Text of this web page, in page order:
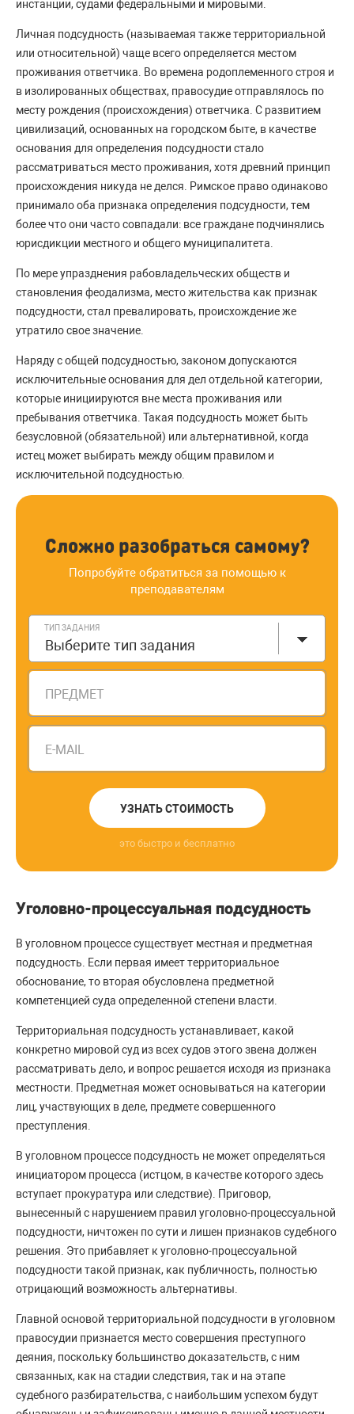
инстанции, судами федеральными и мировыми.
Личная подсудность (называемая также территориальной
или относительной) чаще всего определяется местом
проживания ответчика. Во времена родоплеменного строя и
в изолированных обществах, правосудие отправлялось по
месту рождения (происхождения) ответчика. С развитием
цивилизаций, основанных на городском быте, в качестве
основания для определения подсудности стало
рассматриваться место проживания, хотя древний принцип
происхождения никуда не делся. Римское право одинаково
принимало оба признака определения подсудности, тем
более что они часто совпадали: все граждане подчинялись
юрисдикции местного и общего муниципалитета.
По мере упразднения рабовладельческих обществ и
становления феодализма, место жительства как признак
подсудности, стал превалировать, происхождение же
утратило свое значение.
Наряду с общей подсудностью, законом допускаются
исключительные основания для дел отдельной категории,
которые инициируются вне места проживания или
пребывания ответчика. Такая подсудность может быть
безусловной (обязательной) или альтернативной, когда
истец может выбирать между общим правилом и
исключительной подсудностью.
Сложно разобраться самому?
Попробуйте обратиться за помощью к
преподавателям
ТИП ЗАДАНИЯ
Выберите тип задания
ПРЕДМЕТ
E-MAIL
УЗНАТЬ СТОИМОСТЬ
это быстро и бесплатно
Уголовно-процессуальная подсудность
В уголовном процессе существует местная и предметная
подсудность. Если первая имеет территориальное
обоснование, то вторая обусловлена предметной
компетенцией суда определенной степени власти.
Территориальная подсудность устанавливает, какой
конкретно мировой суд из всех судов этого звена должен
рассматривать дело, и вопрос решается исходя из признака
местности. Предметная может основываться на категории
лиц, участвующих в деле, предмете совершенного
преступления.
В уголовном процессе подсудность не может определяться
инициатором процесса (истцом, в качестве которого здесь
вступает прокуратура или следствие). Приговор,
вынесенный с нарушением правил уголовно-процессуальной
подсудности, ничтожен по сути и лишен признаков судебного
решения. Это прибавляет к уголовно-процессуальной
подсудности такой признак, как публичность, полностью
отрицающий возможность альтернативы.
Главной основой территориальной подсудности в уголовном
правосудии признается место совершения преступного
деяния, поскольку большинство доказательств, с ним
связанных, как на стадии следствия, так и на этапе
судебного разбирательства, с наибольшим успехом будут